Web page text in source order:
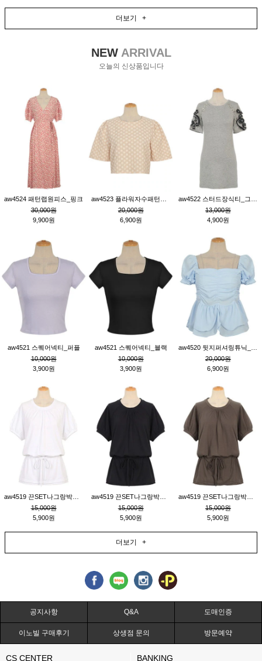
더보기 +
NEWARRIVAL
오늘의 신상품입니다
aw4524 패턴랩원피스_핑크
30,000원
9,900원
20,000원
6,900원
13,000원
4,900원
aw4521 스퀘어넥티_퍼플
10,000원
3,900원
aw4521 스퀘어넥티_블랙
10,000원
3,900원
20,000원
6,900원
15,000원
5,900원
15,000원
5,900원
15,000원
5,900원
더보기 +
공지사항 Q&A 도매인증
이노빌 구매후기 상생점 문의 방문예약
CS CENTER BANKING